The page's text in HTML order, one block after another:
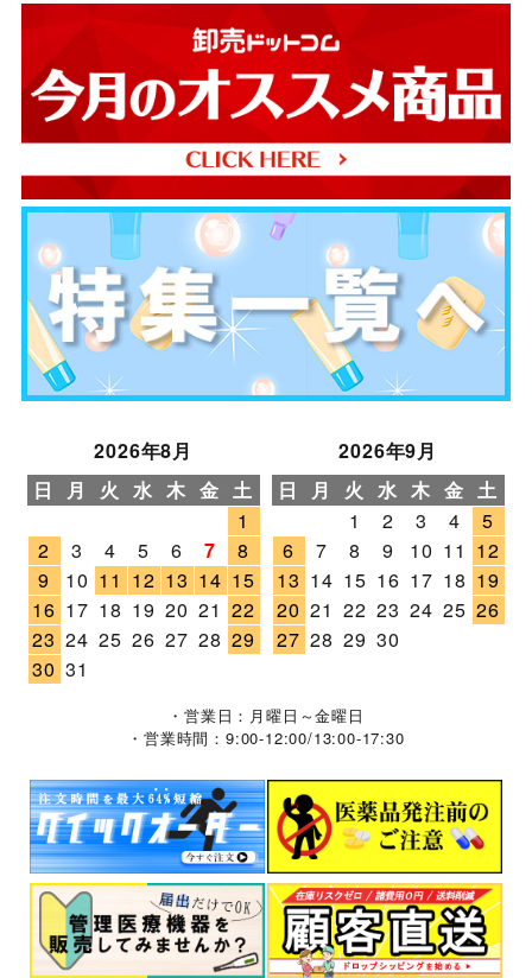
2026年8月
日
月 火 水 木 金 土
1
2
3 4 5 6 7
8
9
10 11 12 13 14 15
16 17 18 19 20 21 22
23 24 25 26 27 28 29
30 31
2026年9月
日
月 火 水 木 金 土
1
2 3 4
5
6
7 8 9 10 11 12
13 14 15 16 17 18 19
20 21 22 23 24 25 26
27 28 29 30
・営業日：月曜日～金曜日
・営業時間：9:00-12:00/13:00-17:30